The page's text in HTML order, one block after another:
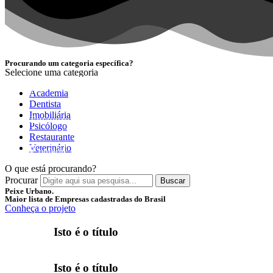
NOVIDADE
Encontre as melhores empresas separadas por
Conferir
Procurando um categoria específica?
Selecione uma categoria
Academia
Dentista
Imobiliária
Psicólogo
Restaurante
Veterinário
O que está procurando?
Procurar
Buscar
Peixe Urbano.
Maior lista de Empresas cadastradas do Brasil
Conheça o projeto
Isto é o título
Isto é o título